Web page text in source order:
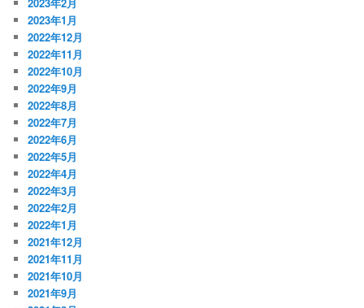
2023年1月
2022年12月
2022年11月
2022年10月
2022年9月
2022年8月
2022年7月
2022年6月
2022年5月
2022年4月
2022年3月
2022年2月
2022年1月
2021年12月
2021年11月
2021年10月
2021年9月